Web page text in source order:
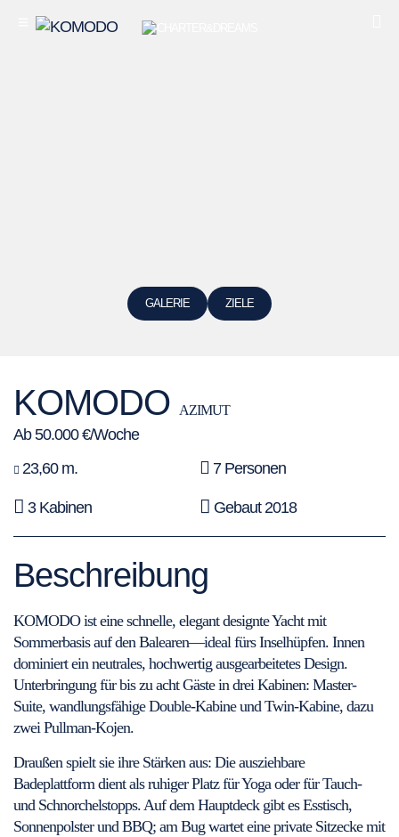
GALERIE ZIELE
KOMODO AZIMUT
Ab 50.000 €/Woche
23,60 m.
7 Personen
3 Kabinen Gebaut 2018
Beschreibung
KOMODO ist eine schnelle, elegant designte Yacht mit
Sommerbasis auf den Balearen—ideal fürs Inselhüpfen. Innen
dominiert ein neutrales, hochwertig ausgearbeitetes Design.
Unterbringung für bis zu acht Gäste in drei Kabinen: Master-
Suite, wandlungsfähige Double-Kabine und Twin-Kabine, dazu
zwei Pullman-Kojen.
Draußen spielt sie ihre Stärken aus: Die ausziehbare
Badeplattform dient als ruhiger Platz für Yoga oder für Tauch-
und Schnorchelstopps. Auf dem Hauptdeck gibt es Esstisch,
Sonnenpolster und BBQ; am Bug wartet eine private Sitzecke mit